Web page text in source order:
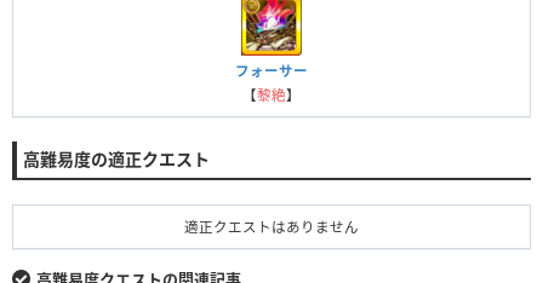
フォーサー
【黎絶】
高難易度の適正クエスト
適正クエストはありません